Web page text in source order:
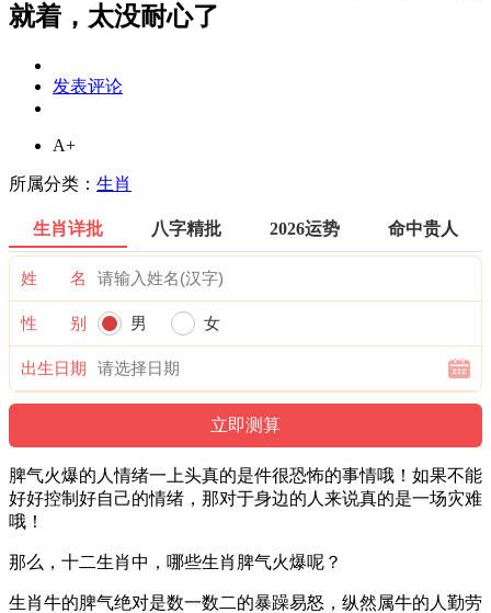
就着，太没耐心了
发表评论
A+
所属分类： 生肖
生肖详批 八字精批 2026运势 命中贵人
姓 名
性 别 男 女
出生日期
脾气火爆的人情绪一上头真的是件很恐怖的事情哦！如果不能
好好控制好自己的情绪，那对于身边的人来说真的是一场灾难
哦！
那么，十二生肖中，哪些生肖脾气火爆呢？
生肖牛的脾气绝对是数一数二的暴躁易怒，纵然属牛的人勤劳